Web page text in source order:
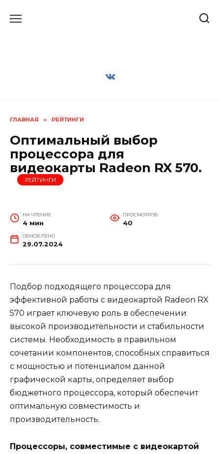
ГЛАВНАЯ » РЕЙТИНГИ
Оптимальный выбор
процессора для
видеокарты Radeon RX 570.
РЕЙТИНГИ
НА ЧТЕНИЕ
4 мин
ПРОСМОТРОВ
40
ОБНОВЛЕНО
29.07.2024
Подбор подходящего процессора для
эффективной работы с видеокартой Radeon RX
570 играет ключевую роль в обеспечении
высокой производительности и стабильности
системы. Необходимость в правильном
сочетании компонентов, способных справиться
с мощностью и потенциалом данной
графической карты, определяет выбор
бюджетного процессора, который обеспечит
оптимальную совместимость и
производительность.
Процессоры, совместимые с видеокартой